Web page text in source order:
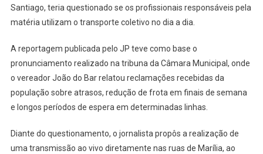
Santiago, teria questionado se os profissionais responsáveis pela
matéria utilizam o transporte coletivo no dia a dia.
A reportagem publicada pelo JP teve como base o
pronunciamento realizado na tribuna da Câmara Municipal, onde
o vereador João do Bar relatou reclamações recebidas da
população sobre atrasos, redução de frota em finais de semana
e longos períodos de espera em determinadas linhas.
Diante do questionamento, o jornalista propôs a realização de
uma transmissão ao vivo diretamente nas ruas de Marília, ao